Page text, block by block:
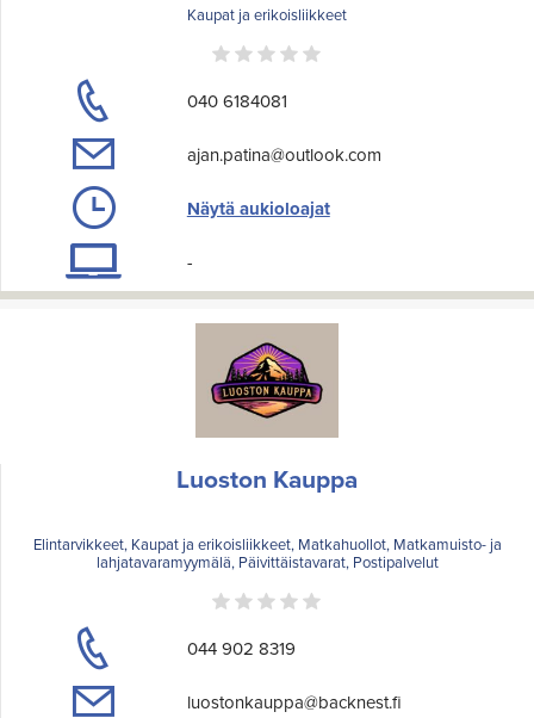
Kaupat ja erikoisliikkeet
040 6184081
ajan.patina@outlook.com
Näytä aukioloajat
-
Luoston Kauppa
Elintarvikkeet, Kaupat ja erikoisliikkeet, Matkahuollot, Matkamuisto- ja
lahjatavaramyymälä, Päivittäistavarat, Postipalvelut
044 902 8319
luostonkauppa@backnest.fi